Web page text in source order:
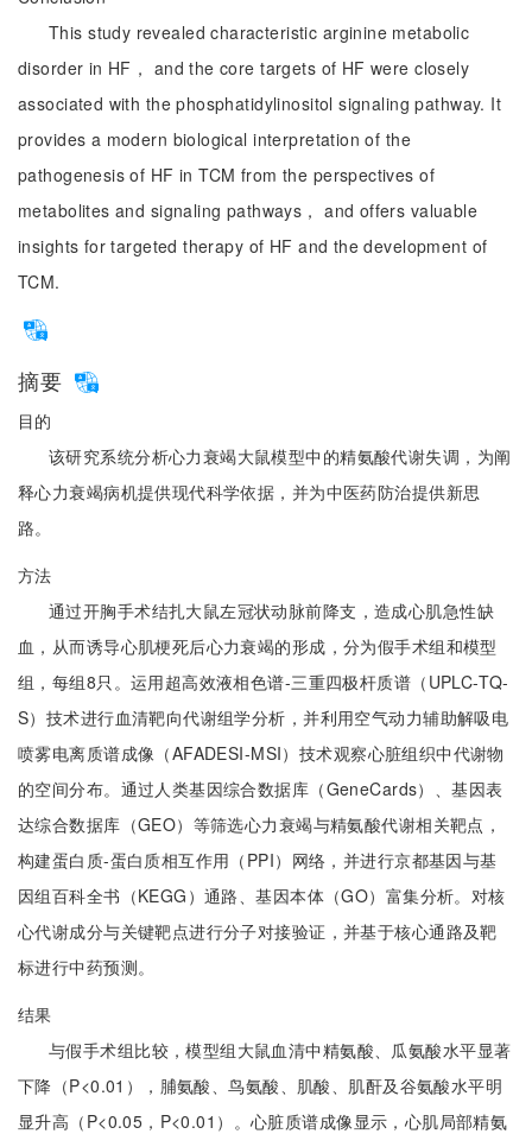
This study revealed characteristic arginine metabolic
disorder in HF， and the core targets of HF were closely
associated with the phosphatidylinositol signaling pathway. It
provides a modern biological interpretation of the
pathogenesis of HF in TCM from the perspectives of
metabolites and signaling pathways， and offers valuable
insights for targeted therapy of HF and the development of
TCM.
摘要
目的
该研究系统分析心力衰竭大鼠模型中的精氨酸代谢失调，为阐
释心力衰竭病机提供现代科学依据，并为中医药防治提供新思
路。
方法
通过开胸手术结扎大鼠左冠状动脉前降支，造成心肌急性缺
血，从而诱导心肌梗死后心力衰竭的形成，分为假手术组和模型
组，每组8只。运用超高效液相色谱-三重四极杆质谱（UPLC-TQ-
S）技术进行血清靶向代谢组学分析，并利用空气动力辅助解吸电
喷雾电离质谱成像（AFADESI-MSI）技术观察心脏组织中代谢物
的空间分布。通过人类基因综合数据库（GeneCards）、基因表
达综合数据库（GEO）等筛选心力衰竭与精氨酸代谢相关靶点，
构建蛋白质-蛋白质相互作用（PPI）网络，并进行京都基因与基
因组百科全书（KEGG）通路、基因本体（GO）富集分析。对核
心代谢成分与关键靶点进行分子对接验证，并基于核心通路及靶
标进行中药预测。
结果
与假手术组比较，模型组大鼠血清中精氨酸、瓜氨酸水平显著
下降（P<0.01），脯氨酸、鸟氨酸、肌酸、肌酐及谷氨酸水平明
显升高（P<0.05，P<0.01）。心脏质谱成像显示，心肌局部精氨